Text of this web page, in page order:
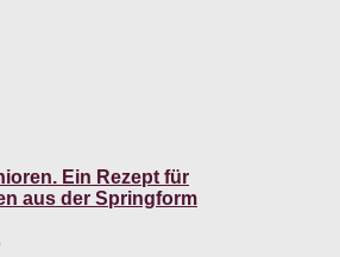
Ein Rezept für
aus der Springform